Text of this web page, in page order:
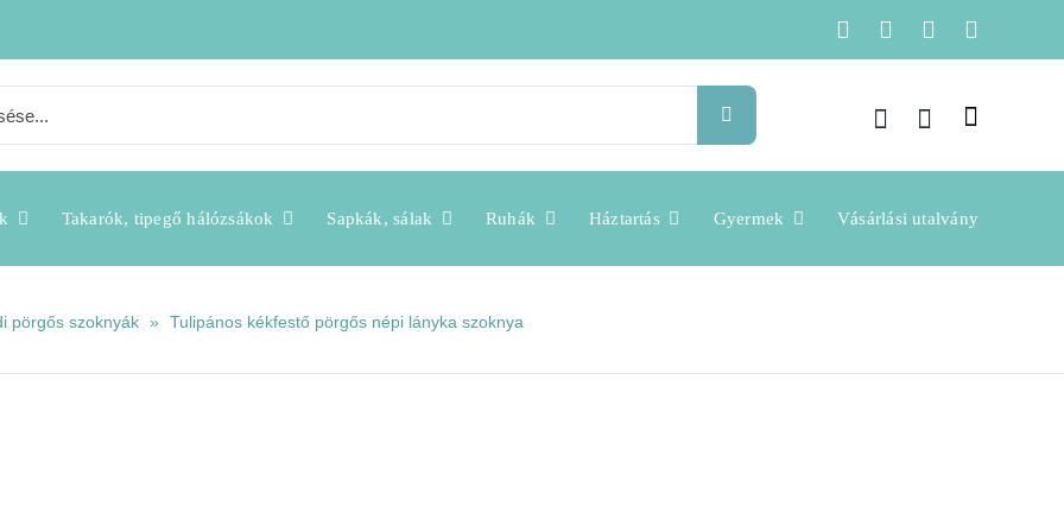
Takarók, tipegő hálózsákok Sapkák, sálak Ruhák Háztartás Gyermek Vásárlási utalvány
pörgős szoknyák » Tulipános kékfestő pörgős népi lányka szoknya